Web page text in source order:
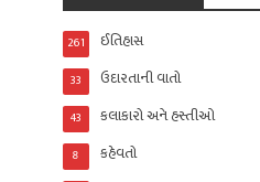
ઈતિહાસ
261
ઉદારતાની વાતો
33
કલાકારો અને હસ્તીઓ
43
કહેવતો
8